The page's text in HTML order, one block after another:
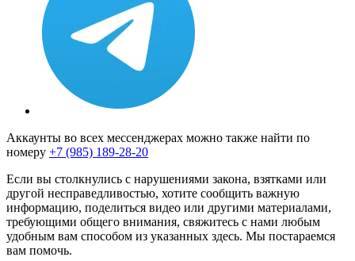
Аккаунты во всех мессенджерах можно также найти по
номеру +7 (985) 189-28-20
Если вы столкнулись с нарушениями закона, взятками или
другой несправедливостью, хотите сообщить важную
информацию, поделиться видео или другими материалами,
требующими общего внимания, свяжитесь с нами любым
удобным вам способом из указанных здесь. Мы постараемся
вам помочь.